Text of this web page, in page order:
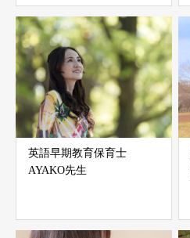
英語早期教育保育士
AYAKO先生